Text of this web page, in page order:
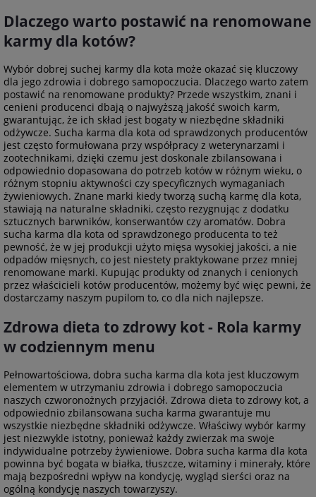
Dlaczego warto postawić na renomowane
karmy dla kotów?
Wybór dobrej suchej karmy dla kota może okazać się kluczowy
dla jego zdrowia i dobrego samopoczucia. Dlaczego warto zatem
postawić na renomowane produkty? Przede wszystkim, znani i
cenieni producenci dbają o najwyższą jakość swoich karm,
gwarantując, że ich skład jest bogaty w niezbędne składniki
odżywcze. Sucha karma dla kota od sprawdzonych producentów
jest często formułowana przy współpracy z weterynarzami i
zootechnikami, dzięki czemu jest doskonale zbilansowana i
odpowiednio dopasowana do potrzeb kotów w różnym wieku, o
różnym stopniu aktywności czy specyficznych wymaganiach
żywieniowych. Znane marki kiedy tworzą suchą karmę dla kota,
stawiają na naturalne składniki, często rezygnując z dodatku
sztucznych barwników, konserwantów czy aromatów. Dobra
sucha karma dla kota od sprawdzonego producenta to też
pewność, że w jej produkcji użyto mięsa wysokiej jakości, a nie
odpadów mięsnych, co jest niestety praktykowane przez mniej
renomowane marki. Kupując produkty od znanych i cenionych
przez właścicieli kotów producentów, możemy być więc pewni, że
dostarczamy naszym pupilom to, co dla nich najlepsze.
Zdrowa dieta to zdrowy kot - Rola karmy
w codziennym menu
Pełnowartościowa, dobra sucha karma dla kota jest kluczowym
elementem w utrzymaniu zdrowia i dobrego samopoczucia
naszych czworonożnych przyjaciół. Zdrowa dieta to zdrowy kot, a
odpowiednio zbilansowana sucha karma gwarantuje mu
wszystkie niezbędne składniki odżywcze. Właściwy wybór karmy
jest niezwykle istotny, ponieważ każdy zwierzak ma swoje
indywidualne potrzeby żywieniowe. Dobra sucha karma dla kota
powinna być bogata w białka, tłuszcze, witaminy i minerały, które
mają bezpośredni wpływ na kondycję, wygląd sierści oraz na
ogólną kondycję naszych towarzyszy.